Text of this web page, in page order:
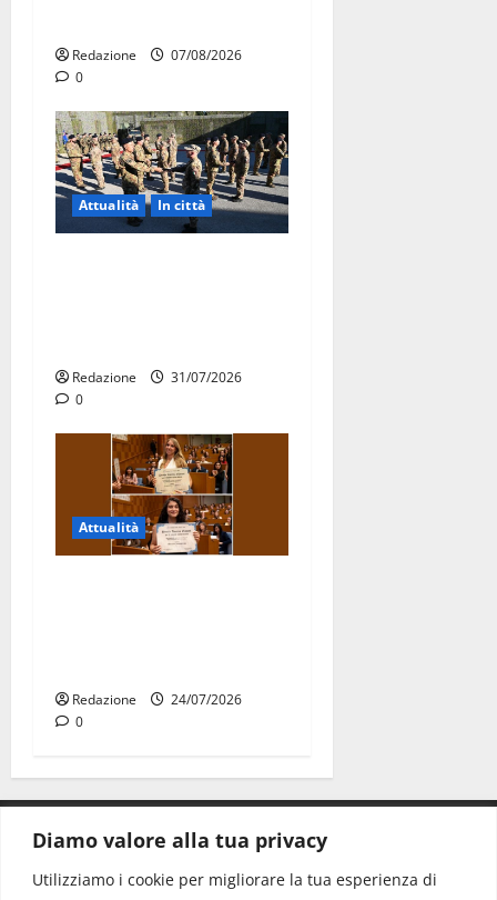
Diamo valore alla tua privacy
Utilizziamo i cookie per migliorare la tua esperienza di
Redazione
07/08/2026
0
Attualità In città
Redazione
31/07/2026
0
Attualità
Redazione
24/07/2026
0
CONTATTI.